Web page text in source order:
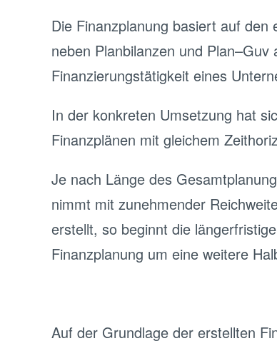
Die Finanzplanung basiert auf
neben Planbilanzen und
Finanzierungstätigkeit eines
In der konkreten Umsetzung hat
Finanzplänen mit gleichem
Je nach Länge des
nimmt mit zunehmender
erstellt, so beginnt die
Finanzplanung um eine weitere
Auf der Grundlage der erstellten